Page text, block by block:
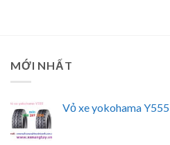
MỚI NHẤT
Vỏ xe yokohama Y555